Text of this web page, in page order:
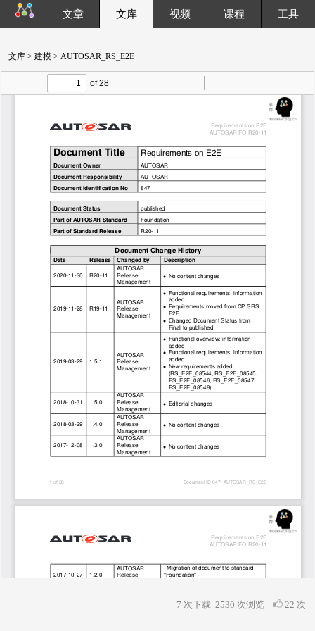
文章 文库 视频 课程 工具
文库 > 建模 > AUTOSAR_RS_E2E
7 次下载 2530 次浏览 22 次